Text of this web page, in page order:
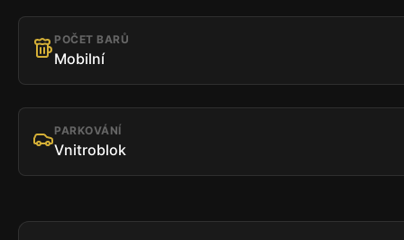
POČET BARŮ
Mobilní
PARKOVÁNÍ
Vnitroblok